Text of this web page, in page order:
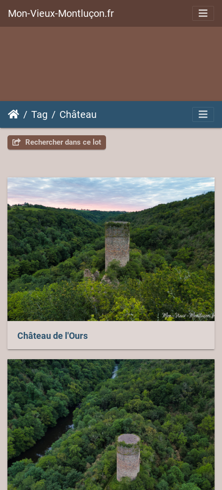
Mon-Vieux-Montluçon.fr
Tag Château
Rechercher dans ce lot
Château de l'Ours